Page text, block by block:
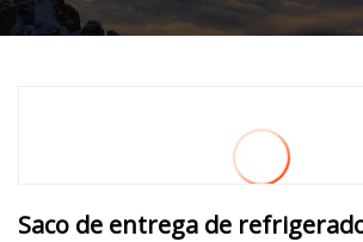
Saco de entrega de